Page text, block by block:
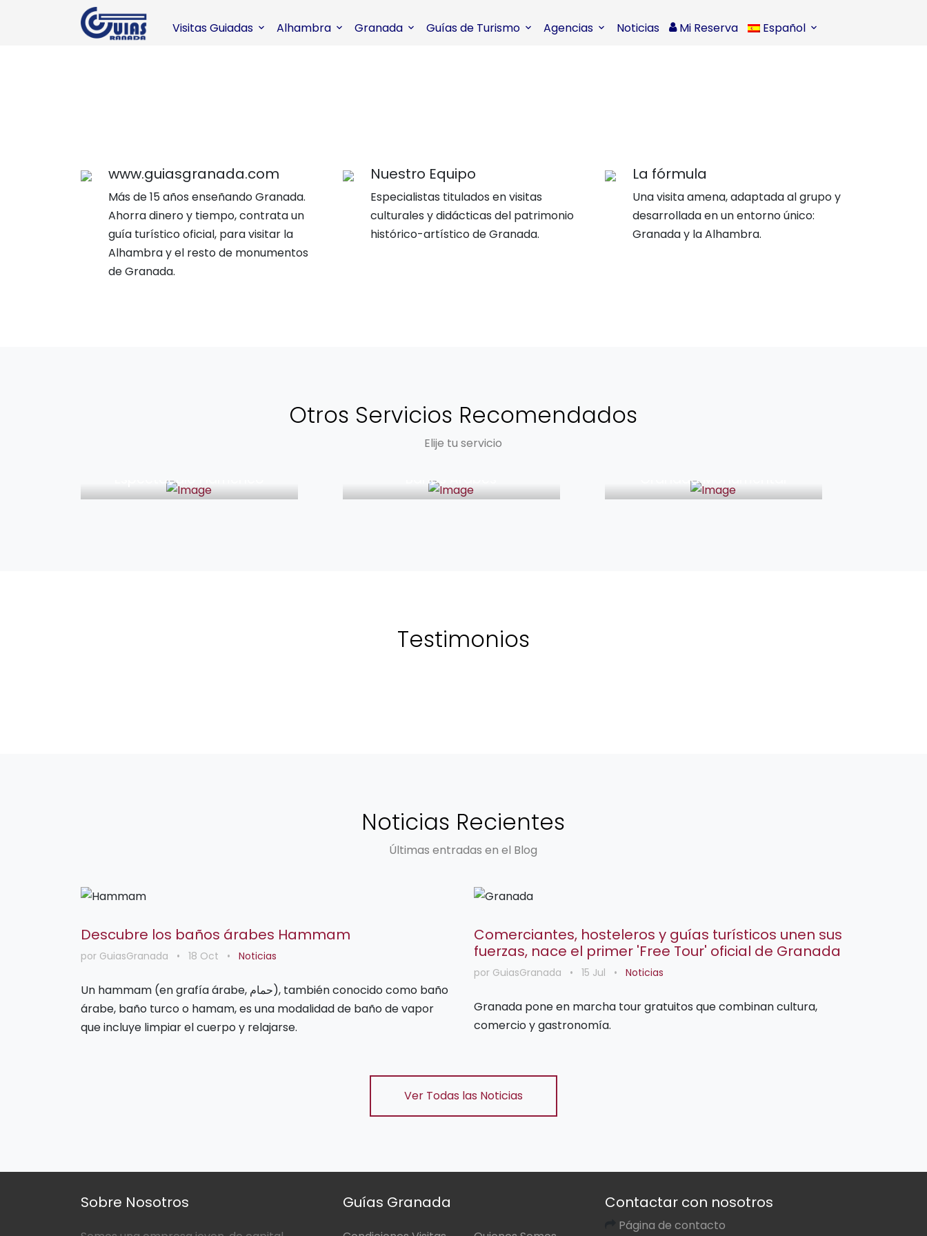
Visitas Guiadas Alhambra Granada Guías de Turismo Agencias Noticias Mi Reserva Español
www.guiasgranada.com
Más de 15 años enseñando Granada.
Ahorra dinero y tiempo, contrata un
guía turístico oficial, para visitar la
Alhambra y el resto de monumentos
de Granada.
Nuestro Equipo
Especialistas titulados en visitas
culturales y didácticas del patrimonio
histórico-artístico de Granada.
La fórmula
Una visita amena, adaptada al grupo y
desarrollada en un entorno único:
Granada y la Alhambra.
Otros Servicios Recomendados
Elije tu servicio
Espectáculo Flamenco
desde 39€
Baños Árabes
Granada Monumental
Testimonios
Noticias Recientes
Últimas entradas en el Blog
Descubre los baños árabes Hammam
por GuiasGranada • 18 Oct • Noticias
Un hammam (en grafía árabe, حمام), también conocido como baño
árabe, baño turco o hamam, es una modalidad de baño de vapor
que incluye limpiar el cuerpo y relajarse.
Comerciantes, hosteleros y guías turísticos unen sus
fuerzas, nace el primer 'Free Tour' oficial de Granada
por GuiasGranada • 15 Jul • Noticias
Granada pone en marcha tour gratuitos que combinan cultura,
comercio y gastronomía.
Ver Todas las Noticias
Sobre Nosotros Guías Granada Contactar con nosotros
Página de contacto